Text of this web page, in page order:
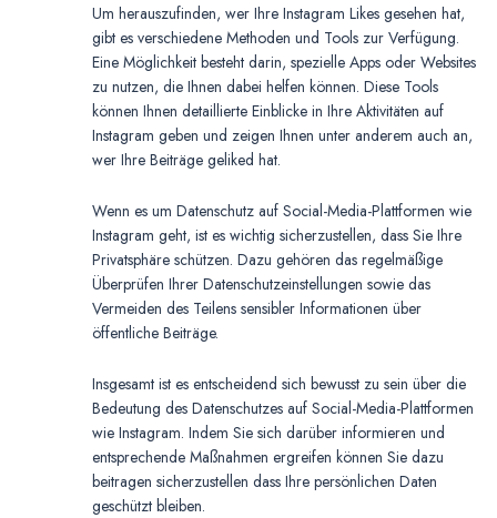
Um herauszufinden, wer Ihre Instagram Likes gesehen hat,
gibt es verschiedene Methoden und Tools zur Verfügung.
Eine Möglichkeit besteht darin, spezielle Apps oder Websites
zu nutzen, die Ihnen dabei helfen können. Diese Tools
können Ihnen detaillierte Einblicke in Ihre Aktivitäten auf
Instagram geben und zeigen Ihnen unter anderem auch an,
wer Ihre Beiträge geliked hat.
Wenn es um Datenschutz auf Social-Media-Plattformen wie
Instagram geht, ist es wichtig sicherzustellen, dass Sie Ihre
Privatsphäre schützen. Dazu gehören das regelmäßige
Überprüfen Ihrer Datenschutzeinstellungen sowie das
Vermeiden des Teilens sensibler Informationen über
öffentliche Beiträge.
Insgesamt ist es entscheidend sich bewusst zu sein über die
Bedeutung des Datenschutzes auf Social-Media-Plattformen
wie Instagram. Indem Sie sich darüber informieren und
entsprechende Maßnahmen ergreifen können Sie dazu
beitragen sicherzustellen dass Ihre persönlichen Daten
geschützt bleiben.